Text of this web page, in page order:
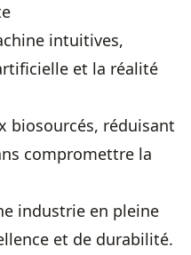
intuitives,
et la réalité
biosourcés, réduisant
compromettre la
industrie en pleine
et de durabilité.